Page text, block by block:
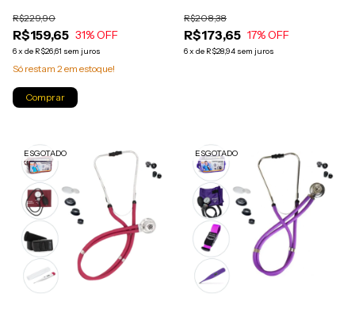
R$159,65
R$229,90
31% OFF
6x de R$26,61 sem juros
Só restam 2 em estoque!
R$173,65
R$208,38
17% OFF
6x de R$28,94 sem juros
ESGOTADO ESGOTADO